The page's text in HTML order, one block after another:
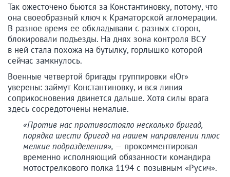
Так ожесточено бьются за Константиновку, потому, что
она своеобразный ключ к Краматорской агломерации.
В разное время ее обкладывали с разных сторон,
блокировали подъезды. На днях зона контроля ВСУ
в ней стала похожа на бутылку, горлышко которой
сейчас замкнулось.
Военные четвертой бригады группировки «Юг»
уверены: займут Константиновку, и вся линия
соприкосновения двинется дальше. Хотя силы врага
здесь сосредоточены немалые.
«Против нас противостояло несколько бригад,
порядка шести бригад на нашем направлении плюс
мелкие подразделения», — прокомментировал
временно исполняющий обязанности командира
мотострелкового полка 1194 с позывным «Русич».